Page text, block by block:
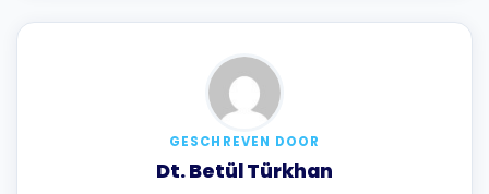
GESCHREVEN DOOR
Dt. Betül Türkhan